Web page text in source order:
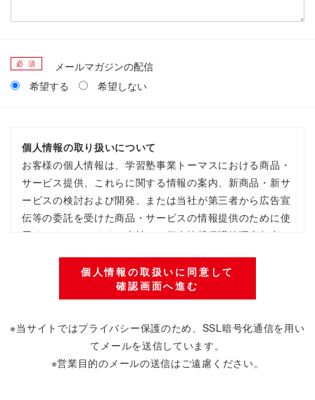
メールマガジンの配信
必 須
希望する 希望しない
個人情報の取り扱いについて
お客様の個人情報は、学習塾事業トーマスにおける商品・
サービス提供、これらに関する情報の案内、新商品・新サ
ービスの検討および開発、または当社が第三者から広告宣
伝等の委託を受けた商品・サービスの情報提供のために使
用するものとします。当社では個人情報保護管理責任者の
す。また、お客様の個人情報はデータベースにて管理して
おり、そのデータベースにアクセスできるのは、業務上必
期的に個人情報保護の重要性や情報の取り扱いについて教
育を行っております。
当社は、お客様から当社個人情報取扱窓口に対し、当社所
個人情報の取扱いに同意して
確認画面へ進む
※当サイトではプライバシー保護のため、SSL暗号化通信を用い
てメールを送信しています。
※営業目的のメールの送信はご遠慮ください。